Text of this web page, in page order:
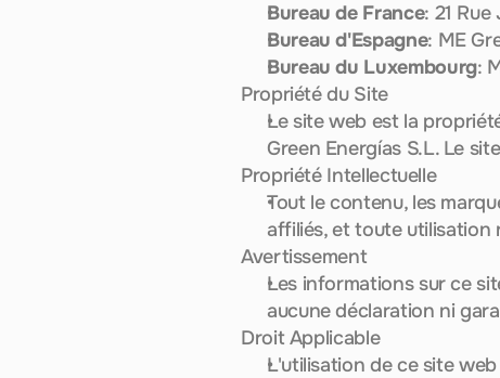
Bureau de France: 21
Bureau d'Espagne: ME
Bureau du Luxembourg:
Propriété du Site
Le site web est la
Green Energías S.L. Le
Propriété Intellectuelle
Tout le contenu, les
affiliés, et toute utilisation
Avertissement
Les informations sur ce
aucune déclaration ni
Droit Applicable
L'utilisation de ce site